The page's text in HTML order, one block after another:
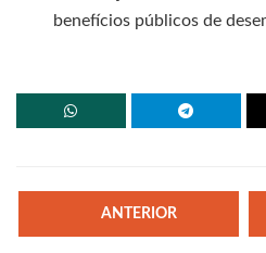
benefícios públicos de
ANTERIOR